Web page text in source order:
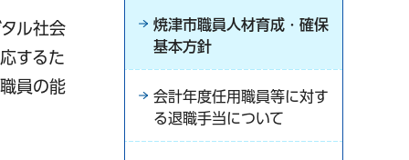
ル社会
するた
員の能
焼津市職員人材育成・確保
基本方針
会計年度任用職員等に対す
る退職手当について